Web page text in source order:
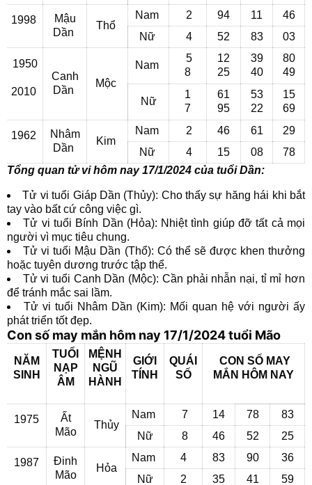
1998
Mậu
Dần
Thổ
Nam 2 94 11
46
Nữ
4 52 83 03
1950
2010
Canh
Dần
Mộc
Nam
5
8
12
25
39
40
80
49
Nữ
1
7
61
95
53
22
15
69
1962
Nhâm
Dần
Kim
Nam 2 46 61
29
Nữ
4 15 08
78
Tổng quan tử vi hôm nay 17/1/2024 của tuổi Dần:
Tử vi tuổi Giáp Dần (Thủy): Cho thấy sự hăng hái khi bắt
tay vào bất cứ công việc gì.
Tử vi tuổi Bính Dần (Hỏa): Nhiệt tình giúp đỡ tất cả mọi
người vì mục tiêu chung.
Tử vi tuổi Mậu Dần (Thổ): Có thể sẽ được khen thưởng
hoặc tuyên dương trước tập thể.
Tử vi tuổi Canh Dần (Mộc): Cần phải nhẫn nại, tỉ mỉ hơn
để tránh mắc sai lầm.
Tử vi tuổi Nhâm Dần (Kim): Mối quan hệ với người ấy
phát triển tốt đẹp.
Con số may mắn hôm nay 17/1/2024 tuổi Mão
NĂM
SINH
TUỔI
NẠP
ÂM
MỆNH
NGŨ
HÀNH
GIỚI
TÍNH
QUÁI
SỐ
CON SỐ MAY
MẮN HÔM NAY
1975
Ất
Mão
Thủy
Nam 7 14 78
83
Nữ
8 46 52 25
1987
Đinh
Mão
Hỏa
Nam 4 83 90
36
Nữ
2 35 41 59